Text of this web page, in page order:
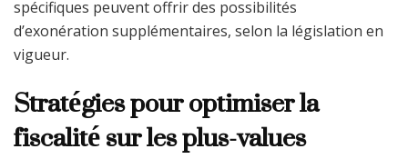
spécifiques peuvent offrir des possibilités
d’exonération supplémentaires, selon la législation en
vigueur.
Stratégies pour optimiser la
fiscalité sur les plus-values